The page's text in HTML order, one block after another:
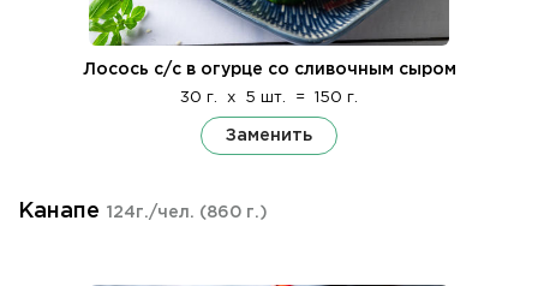
Лосось с/с в огурце со сливочным сыром
30 г. x 5 шт. = 150 г.
Заменить
Канапе 124г./чел. (860 г.)